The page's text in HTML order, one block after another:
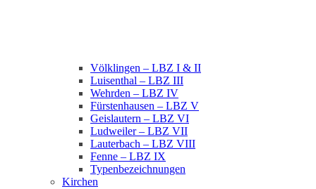
Völklingen – LBZ I & II
Luisenthal – LBZ III
Wehrden – LBZ IV
Fürstenhausen – LBZ V
Geislautern – LBZ VI
Ludweiler – LBZ VII
Lauterbach – LBZ VIII
Fenne – LBZ IX
Typenbezeichnungen
Kirchen